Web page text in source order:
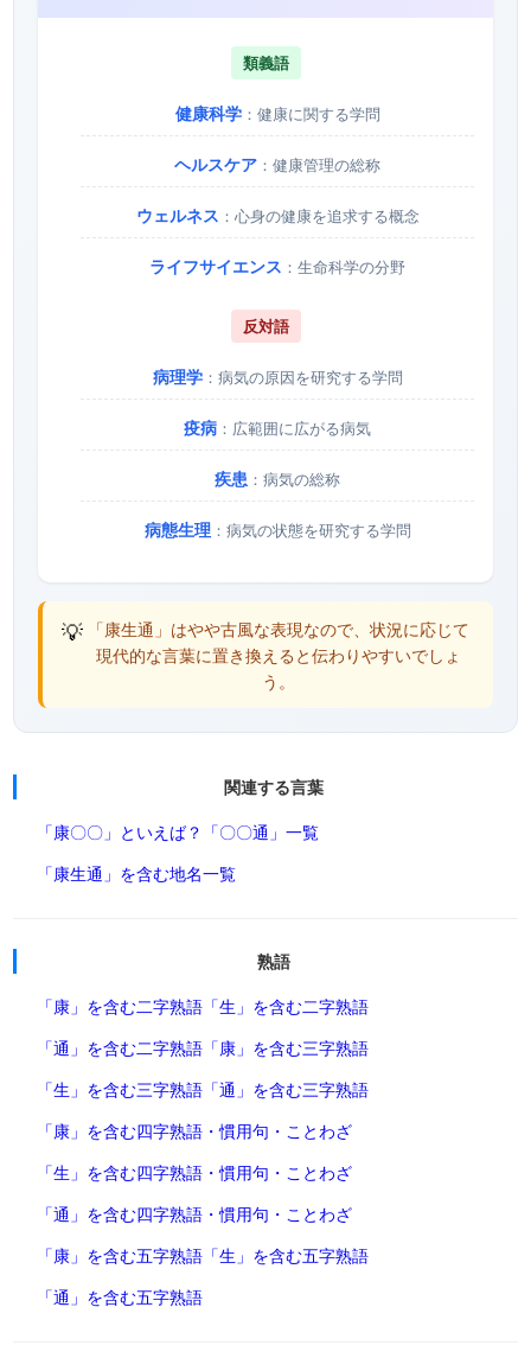
類義語
健康科学：健康に関する学問
ヘルスケア ：健康管理の総称
ウェルネス ：心身の健康を追求する概念
ライフサイエンス ：生命科学の分野
反対語
病理学：病気の原因を研究する学問
疫病 ：広範囲に広がる病気
疾患 ：病気の総称
病態生理：病気の状態を研究する学問
💡 「康生通」はやや古風な表現なので、状況に応じて
現代的な言葉に置き換えると伝わりやすいでしょ
う。
関連する言葉
「康〇〇」といえば？ 「〇〇通」一覧
「康生通」を含む地名一覧
熟語
「康」を含む二字熟語 「生」を含む二字熟語
「通」を含む二字熟語 「康」を含む三字熟語
「生」を含む三字熟語 「通」を含む三字熟語
「康」を含む四字熟語・慣用句・ことわざ
「生」を含む四字熟語・慣用句・ことわざ
「通」を含む四字熟語・慣用句・ことわざ
「康」を含む五字熟語 「生」を含む五字熟語
「通」を含む五字熟語